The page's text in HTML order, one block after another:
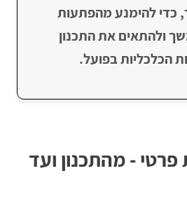
כדי להימנע מהפתעות
ולהתאים את התכנון
הכלכליות בפועל.
פרטי - מהתכנון ועד